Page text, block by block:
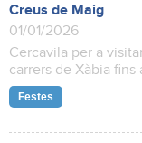
Creus de Maig
01/01/2026
Cercavila per a
carrers de Xàbia fins
Festes